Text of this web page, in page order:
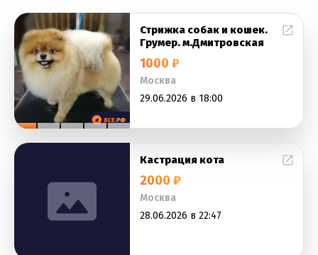
Стрижка собак и кошек.
Грумер. м.Дмитровская
1000 ₽
Москва
29.06.2026 в 18:00
Кастрация кота
2000 ₽
Москва
28.06.2026 в 22:47